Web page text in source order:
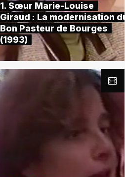
1. Sœur Marie-Louise
Giraud : La modernisation du
Bon Pasteur de Bourges
(1993)